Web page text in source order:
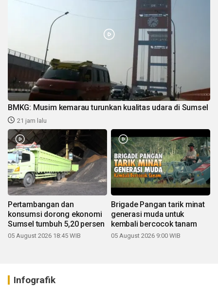
BMKG: Musim kemarau turunkan kualitas udara di Sumsel
21 jam lalu
Pertambangan dan
konsumsi dorong ekonomi
Sumsel tumbuh 5,20 persen
05 August 2026 18:45 WIB
Brigade Pangan tarik minat
generasi muda untuk
kembali bercocok tanam
05 August 2026 9:00 WIB
Infografik